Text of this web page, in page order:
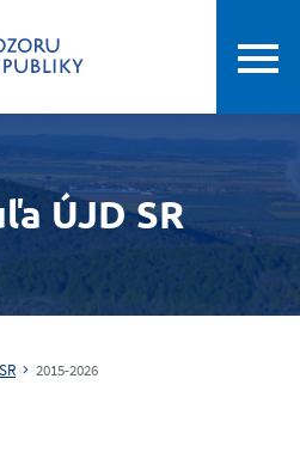
ÚJD SR
2015-2026